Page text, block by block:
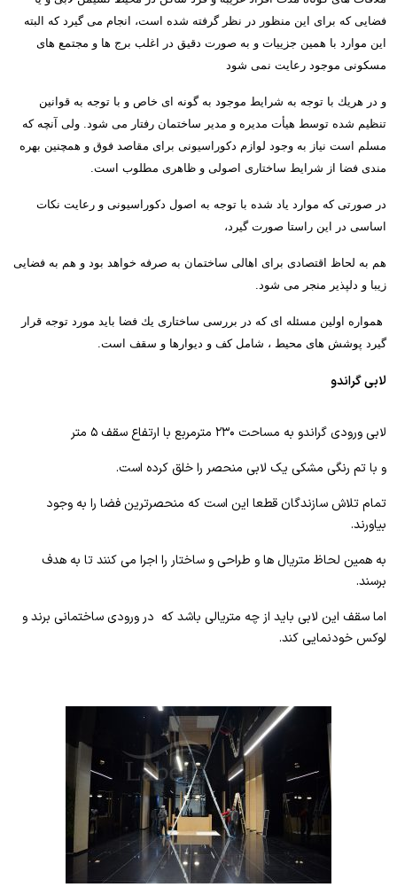
فضایی كه برای این منظور در نظر گرفته شده است، انجام می گیرد كه البته
این موارد با همین جزییات و به صورت دقیق در اغلب برج ها و مجتمع های
مسكونی موجود رعایت نمی شود
و در هریك با توجه به شرایط موجود به گونه ای خاص و با توجه به قوانین
تنظیم شده توسط هیأت مدیره و مدیر ساختمان رفتار می شود. ولی آنچه كه
مسلم است نیاز به وجود لوازم دكوراسیونی برای مقاصد فوق و همچنین بهره
مندی فضا از شرایط ساختاری اصولی و ظاهری مطلوب است.
در صورتی كه موارد یاد شده با توجه به اصول دكوراسیونی و رعایت نكات
اساسی در این راستا صورت گیرد،
هم به لحاظ اقتصادی برای اهالی ساختمان به صرفه خواهد بود و هم به فضایی
زیبا و دلپذیر منجر می شود.
همواره اولین مسئله ای كه در بررسی ساختاری یك فضا باید مورد توجه قرار
گیرد پوشش های محیط ، شامل كف و دیوارها و سقف است.
لابی گراندو
لابی ورودی گراندو به مساحت ۲۳۰ مترمربع با ارتفاع سقف ۵ متر
و با تم رنگی مشکی یک لابی منحصر را خلق کرده است.
تمام تلاش سازندگان قطعا این است که منحصرترین فضا را به وجود
بیاورند.
به همین لحاظ متریال ها و طراحی و ساختار را اجرا می کنند تا به هدف
برسند.
اما سقف این لابی باید از چه متریالی باشد که در ورودی ساختمانی برند و
لوکس خودنمایی کند.